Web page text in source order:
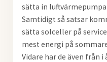
sätta in
Samtidigt så satsar
sätta solceller på
mest energi på
Vidare har de även från i